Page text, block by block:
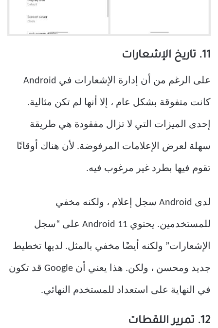
11. تاريخ الإشعارات
على الرغم من أن إدارة الإشعارات في Android
كانت متفوقة بشكل عام ، إلا أنها لم تكن مثالية.
إحدى الميزات التي لا تزال مفقودة هي طريقة
سهلة لعرض الإعلامات المرفوضة. لأن هناك أوقاتًا
تقوم فيها بطرد غير مرغوب فيه.
لدى Android سجل إعلام ، ولكنه مخفي
للمستخدمين. يحتوي Android 11 على “سجل
الإشعارات” ولكنه أيضًا مخفي بالمثل. لديها تخطيط
جديد ومحسن ، ولكن. هذا يعني أن Google قد تكون
في النهاية على استعداد للمستخدم النهائي.
12. تمرير اللقطات